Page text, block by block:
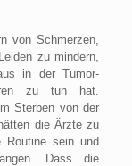
von Schmerzen,
zu mindern,
in der Tumor-
zu tun hat.
Sterben von der
die Ärzte zu
Routine sein und
Dass die